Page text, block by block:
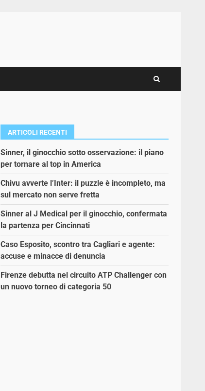
ARTICOLI RECENTI
Sinner, il ginocchio sotto osservazione: il piano
per tornare al top in America
Chivu avverte l’Inter: il puzzle è incompleto, ma
sul mercato non serve fretta
Sinner al J Medical per il ginocchio, confermata
la partenza per Cincinnati
Caso Esposito, scontro tra Cagliari e agente:
accuse e minacce di denuncia
Firenze debutta nel circuito ATP Challenger con
un nuovo torneo di categoria 50